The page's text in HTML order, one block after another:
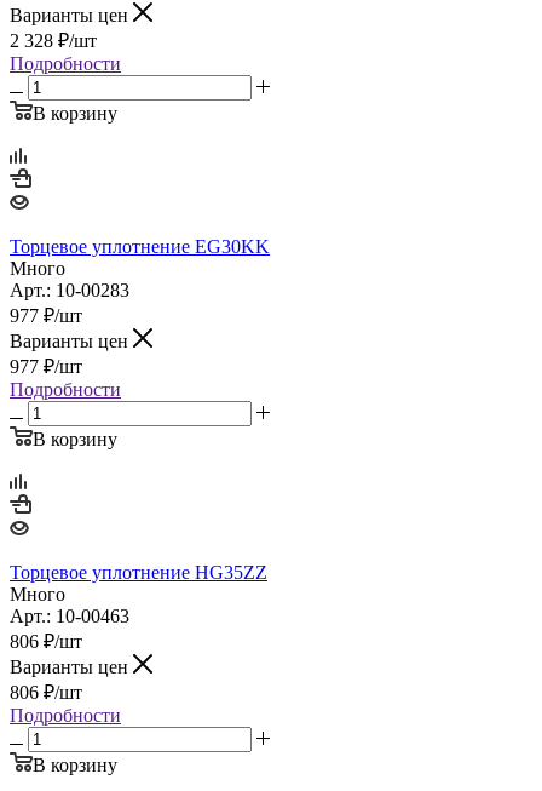
Варианты цен
2 328 ₽/шт
Подробности
В корзину
Торцевое уплотнение EG30KK
Много
Арт.: 10-00283
977 ₽/шт
Варианты цен
977 ₽/шт
Подробности
В корзину
Торцевое уплотнение HG35ZZ
Много
Арт.: 10-00463
806 ₽/шт
Варианты цен
806 ₽/шт
Подробности
В корзину